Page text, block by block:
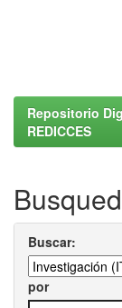
Repositorio
REDICCES
Buscar:
por